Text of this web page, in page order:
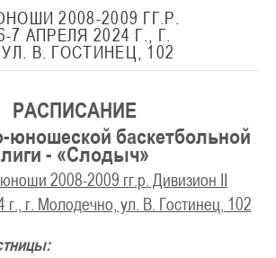
2008-2009 ГГ.Р.
АПРЕЛЯ 2024 Г., Г.
В. ГОСТИНЕЦ, 102
РАСПИСАНИЕ
юношеской баскетбольной
лиги - «Слодыч»
2008-2009 гг.р. Дивизион II
г., г. Молодечно, ул. В. Гостинец, 102